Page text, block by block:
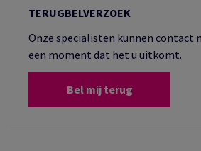
TERUGBELVERZOEK
Onze specialisten kunnen contact
een moment dat het u uitkomt.
Bel mij terug